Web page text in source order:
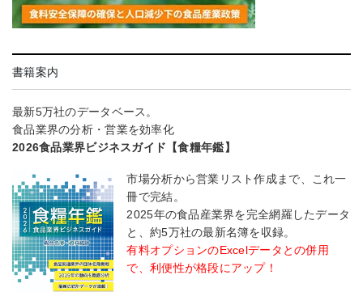
書籍案内
最新5万社のデータベース。
食品業界の分析・営業を効率化
2026食品業界ビジネスガイド【食糧年鑑】
市場分析から営業リスト作成まで、これ一
冊で完結。
2025年の食品産業界を完全網羅したデータ
と、約5万社の最新名簿を収録。
有料オプションのExcelデータとの併用
で、利便性が格段にアップ！